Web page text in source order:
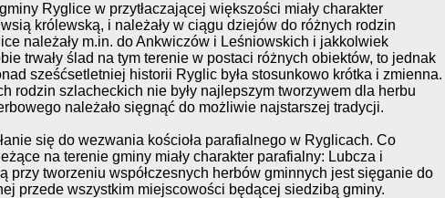
Ryglice w przytłaczającej większości miały charakter
królewską, i należały w ciągu dziejów do różnych rodzin
należały m.in. do Ankwiczów i Leśniowskich i jakkolwiek
trwały ślad na tym terenie w postaci różnych obiektów, to jednak
sześćsetletniej historii Ryglic była stosunkowo krótka i zmienna.
rodzin szlacheckich nie były najlepszym tworzywem dla herbu
należało sięgnąć do możliwie najstarszej tradycji.
się do wezwania kościoła parafialnego w Ryglicach. Co
na terenie gminy miały charakter parafialny: Lubcza i
przy tworzeniu współczesnych herbów gminnych jest sięganie do
przede wszystkim miejscowości będącej siedzibą gminy.